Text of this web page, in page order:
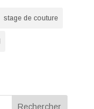
stage de couture